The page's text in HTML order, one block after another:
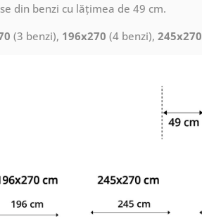
din benzi cu lățimea de 49 cm.
(3 benzi), 196x270 (4 benzi), 245x270